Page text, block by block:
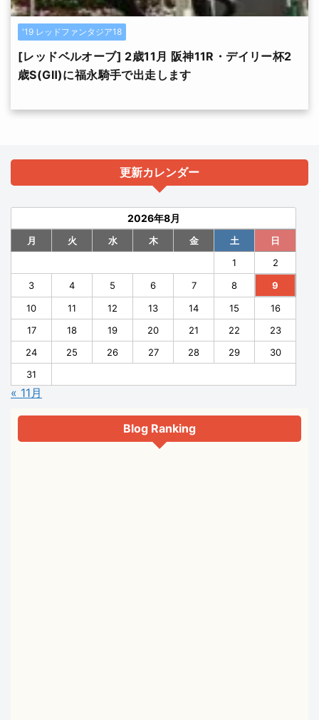
'19 レッドファンタジア18
[レッドベルオーブ] 2歳11月 阪神11R・デイリー杯2
歳S(GⅡ)に福永騎手で出走します
更新カレンダー
2026年8月
月 火 水 木 金 土
日
1
2
3
4 5 6 7 8
9
10
11 12 13 14 15
16
17
18 19 20 21 22
23
24
25 26 27 28 29
30
31
« 11月
Blog Ranking